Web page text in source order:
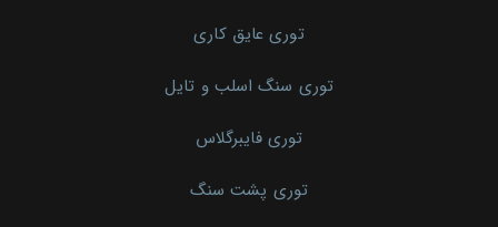
توری عایق کاری
توری سنگ اسلب و تایل
توری فایبرگلاس
توری پشت سنگ